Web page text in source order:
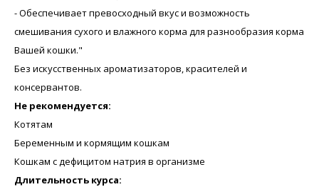
- Обеспечивает превосходный вкус и возможность
смешивания сухого и влажного корма для разнообразия корма
Вашей кошки."
Без искусственных ароматизаторов, красителей и
консервантов.
Не рекомендуется:
Котятам
Беременным и кормящим кошкам
Кошкам с дефицитом натрия в организме
Длительность курса: